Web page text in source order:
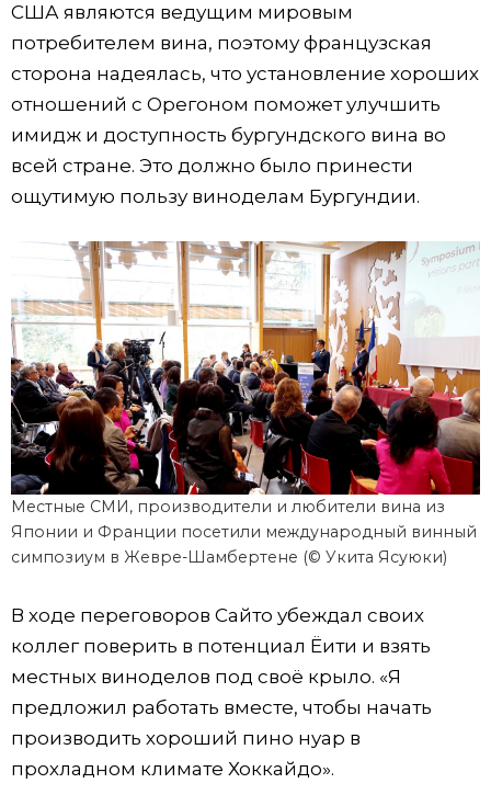
США являются ведущим мировым
потребителем вина, поэтому французская
сторона надеялась, что установление хороших
отношений с Орегоном поможет улучшить
имидж и доступность бургундского вина во
всей стране. Это должно было принести
ощутимую пользу виноделам Бургундии.
Местные СМИ, производители и любители вина из
Японии и Франции посетили международный винный
симпозиум в Жевре-Шамбертене (© Укита Ясуюки)
В ходе переговоров Сайто убеждал своих
коллег поверить в потенциал Ёити и взять
местных виноделов под своё крыло. «Я
предложил работать вместе, чтобы начать
производить хороший пино нуар в
прохладном климате Хоккайдо».